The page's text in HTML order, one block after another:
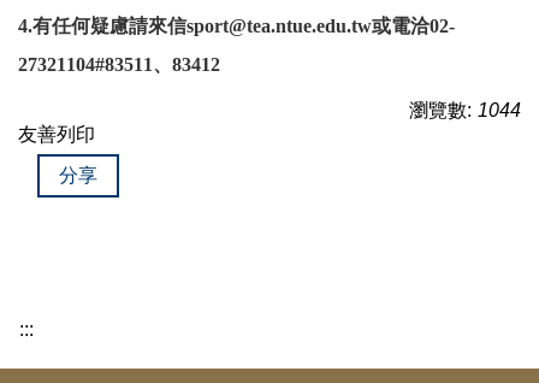
4.有任何疑慮請來信sport@tea.ntue.edu.tw或電洽02-
27321104#83511、83412
瀏覽數: 1044
友善列印
分享
:::